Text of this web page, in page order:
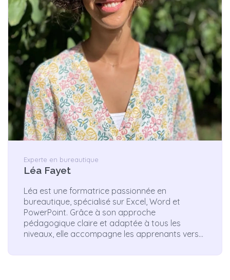
Experte en bureautique
Léa Fayet
Léa est une formatrice passionnée en
bureautique, spécialisé sur Excel, Word et
PowerPoint. Grâce à son approche
pédagogique claire et adaptée à tous les
niveaux, elle accompagne les apprenants vers